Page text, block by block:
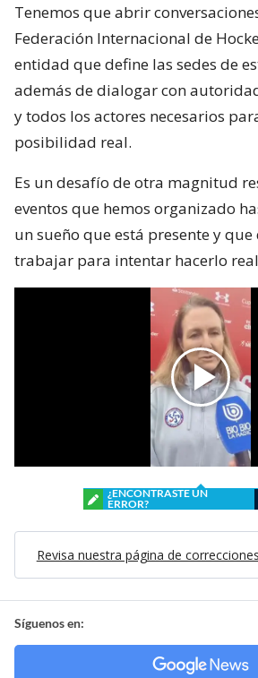
Tenemos que abrir
Federación Internacional de
entidad que define las sedes de
además de dialogar con
y todos los actores necesarios
posibilidad real.
Es un desafío de otra magnitud
eventos que hemos organizado
un sueño que está presente y
trabajar para intentar hacerlo
¿ENCONTRASTE UN
ERROR?
Revisa nuestra página de correcciones
Síguenos en: